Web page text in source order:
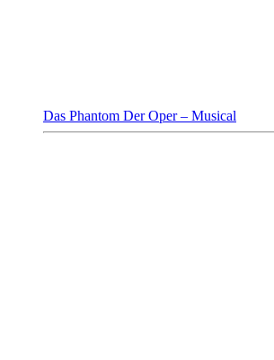
Das Phantom Der Oper – Musical